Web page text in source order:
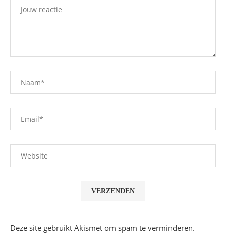
Deze site gebruikt Akismet om spam te verminderen.